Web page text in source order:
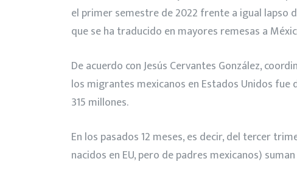
el primer semestre de 2022 frente a igual lapso
que se ha traducido en mayores remesas a
De acuerdo con Jesús Cervantes González,
los migrantes mexicanos en Estados Unidos
315 millones.
En los pasados 12 meses, es decir, del tercer
nacidos en EU, pero de padres mexicanos)